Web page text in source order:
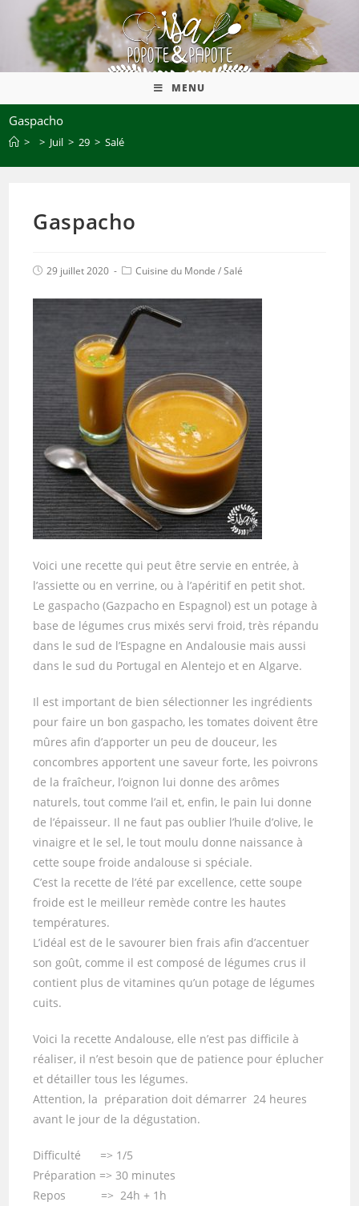
MENU
Gaspacho
> > Juil > 29 > Salé
Gaspacho
29 juillet 2020 Cuisine du Monde /Salé
Voici une recette qui peut être servie en entrée, à
l’assiette ou en verrine, ou à l’apéritif en petit shot.
Le gaspacho (Gazpacho en Espagnol) est un potage à
base de légumes crus mixés servi froid, très répandu
dans le sud de l’Espagne en Andalousie mais aussi
dans le sud du Portugal en Alentejo et en Algarve.
Il est important de bien sélectionner les ingrédients
pour faire un bon gaspacho, les tomates doivent être
mûres afin d’apporter un peu de douceur, les
concombres apportent une saveur forte, les poivrons
de la fraîcheur, l’oignon lui donne des arômes
naturels, tout comme l’ail et, enfin, le pain lui donne
de l’épaisseur. Il ne faut pas oublier l’huile d’olive, le
vinaigre et le sel, le tout moulu donne naissance à
cette soupe froide andalouse si spéciale.
C’est la recette de l’été par excellence, cette soupe
froide est le meilleur remède contre les hautes
températures.
L’idéal est de le savourer bien frais afin d’accentuer
son goût, comme il est composé de légumes crus il
contient plus de vitamines qu’un potage de légumes
cuits.
Voici la recette Andalouse, elle n’est pas difficile à
réaliser, il n’est besoin que de patience pour éplucher
et détailler tous les légumes.
Attention, la préparation doit démarrer 24 heures
avant le jour de la dégustation.
Difficulté => 1/5
Préparation => 30 minutes
Repos => 24h + 1h